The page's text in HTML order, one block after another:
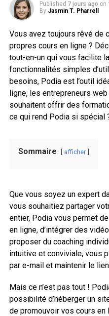
Published 7 jours ago on
By Jasmin T. Pharrell
Vous avez toujours rêvé de
propres cours en ligne ?
tout-en-un qui vous facilite
fonctionnalités simples
besoins, Podia est l’outil
ligne, les entrepreneurs
souhaitent offrir des
ce qui rend Podia si spécial
Sommaire afficher
Que vous soyez un expert
vous souhaitiez partager
entier, Podia vous permet
en ligne, d’intégrer des
proposer du coaching
intuitive et conviviale, vous
par e-mail et maintenir le
Mais ce n’est pas tout !
possibilité d’héberger un
de promouvoir vos cours en